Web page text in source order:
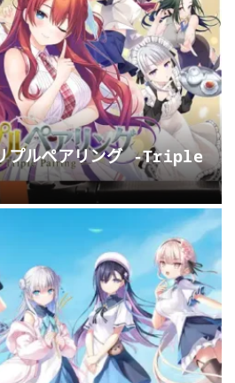
プルペアリング -Triple